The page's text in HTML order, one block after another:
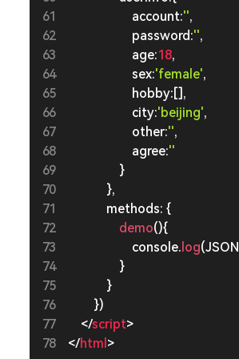
                    account
:'',
                    password
:'',
                    age
:18,
                    sex
:'female',
                    hobby
:[] ,
                    city
:'beijing',
                    other
:'',
                    agree
:''
}
},
            methods
: {
                demo
(){
                    console
. log(JSON
}
}
})
</script>
</html >